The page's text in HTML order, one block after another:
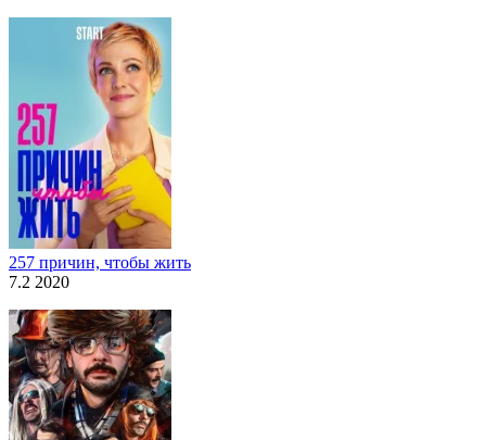
257 причин, чтобы жить
7.2 2020